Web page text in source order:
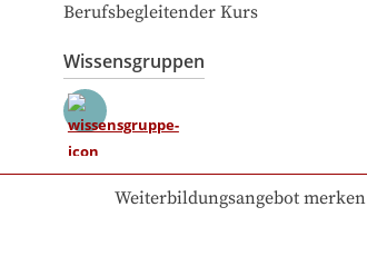
Berufsbegleitender Kurs
Wissensgruppen
Weiterbildungsangebot merken